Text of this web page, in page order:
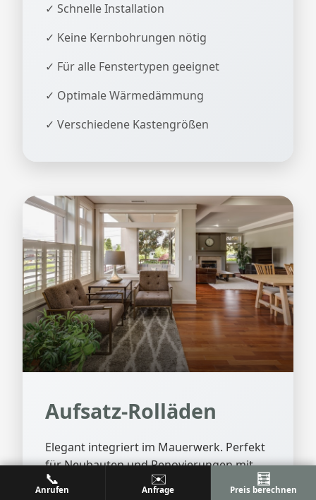
✓ Schnelle Installation
✓ Keine Kernbohrungen nötig
✓ Für alle Fenstertypen geeignet
✓ Optimale Wärmedämmung
✓ Verschiedene Kastengrößen
Aufsatz-Rolläden
Elegant integriert im Mauerwerk. Perfekt
für Neubauten und Renovierungen mit
hohen Designansprüchen.
📞
Anrufen
✉️
Anfrage
🧮
Preis berechnen